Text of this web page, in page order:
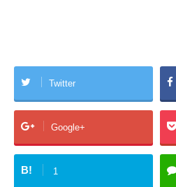
Twitter
Google+
B! 1